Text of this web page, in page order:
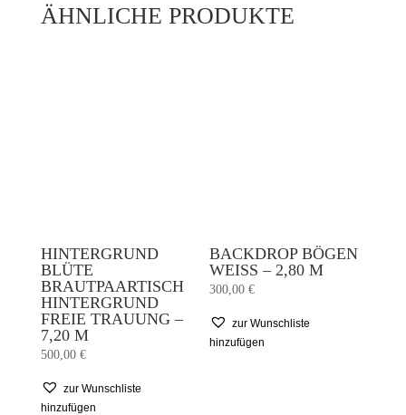
ÄHNLICHE PRODUKTE
HINTERGRUND
BLÜTE
BRAUTPAARTISCH
HINTERGRUND
FREIE TRAUUNG –
7,20 M
500,00 €
zur Wunschliste
hinzufügen
BACKDROP BÖGEN
WEISS – 2,80 M
300,00€
zur Wunschliste
hinzufügen